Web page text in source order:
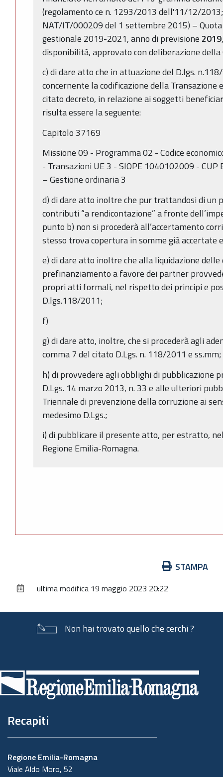
(regolamento ce n. 1293/2013 dell'11/12/
NAT/IT/000209 del 1 settembre 2015) –
gestionale 2019-2021, anno di previsione 2019
disponibilità, approvato con deliberazione della
c) di dare atto che in attuazione del D.lgs.
concernente la codificazione della
citato decreto, in relazione ai soggetti
risulta essere la seguente:
Capitolo 37169
Missione 09 - Programma 02 - Codice
- Transazioni UE 3 - SIOPE 1040102009 -
– Gestione ordinaria 3
d) di dare atto inoltre che pur trattandosi di un
contributi “a rendicontazione” a fronte
punto b) non si procederà all’accertamento
stesso trova copertura in somme già accertate
e) di dare atto inoltre che alla liquidazione delle
prefinanziamento a favore dei partner
propri atti formali, nel rispetto dei principi e
D.lgs.118/2011;
f)
g) di dare atto, inoltre, che si procederà agli
comma 7 del citato D.Lgs. n. 118/2011 e ss.mm;
h) di provvedere agli obblighi di pubblicazione
D.Lgs. 14 marzo 2013, n. 33 e alle ulteriori
Triennale di prevenzione della corruzione ai
medesimo D.Lgs.;
i) di pubblicare il presente atto, per estratto,
Regione Emilia-Romagna.
documento
STAMPA
ultima modifica 19 maggio 2023 20:22
Non hai trovato quello che cerchi ?
di
pagina
Recapiti
Regione Emilia-Romagna
Viale Aldo Moro, 52